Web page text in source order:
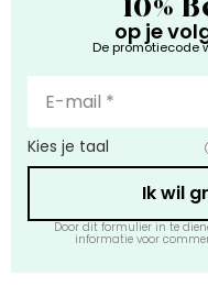
op je
De promotiecode
Kies je taal
Ik wil
Door dit formulier in te
informatie voor